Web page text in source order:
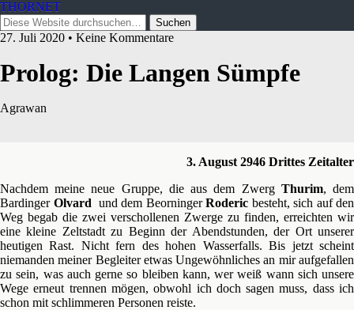
THORNET
27. Juli 2020 • Keine Kommentare
Prolog: Die Langen Sümpfe
Agrawan
3. August 2946 Drittes Zeitalter
Nachdem meine neue Gruppe, die aus dem Zwerg Thurim, dem
Bardinger Olvard und dem BeorningerRoderic besteht, sich auf den
Weg begab die zwei verschollenen Zwerge zu finden, erreichten wir
eine kleine Zeltstadt zu Beginn der Abendstunden, der Ort unserer
heutigen Rast. Nicht fern des hohen Wasserfalls. Bis jetzt scheint
niemanden meiner Begleiter etwas Ungewöhnliches an mir aufgefallen
zu sein, was auch gerne so bleiben kann, wer weiß wann sich unsere
Wege erneut trennen mögen, obwohl ich doch sagen muss, dass ich
schon mit schlimmeren Personen reiste.